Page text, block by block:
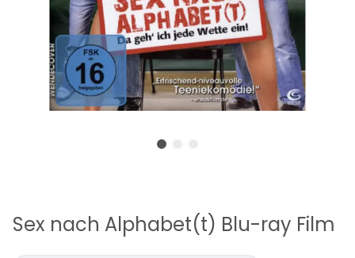
Sex nach Alphabet(t) Blu-ray Film